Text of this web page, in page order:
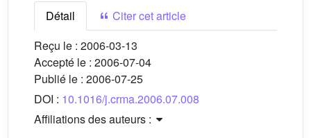
Détail
Citer cet article
Reçu le : 2006-03-13
Accepté le : 2006-07-04
Publié le : 2006-07-25
DOI : 10.1016/j.crma.2006.07.008
Affiliations des auteurs :